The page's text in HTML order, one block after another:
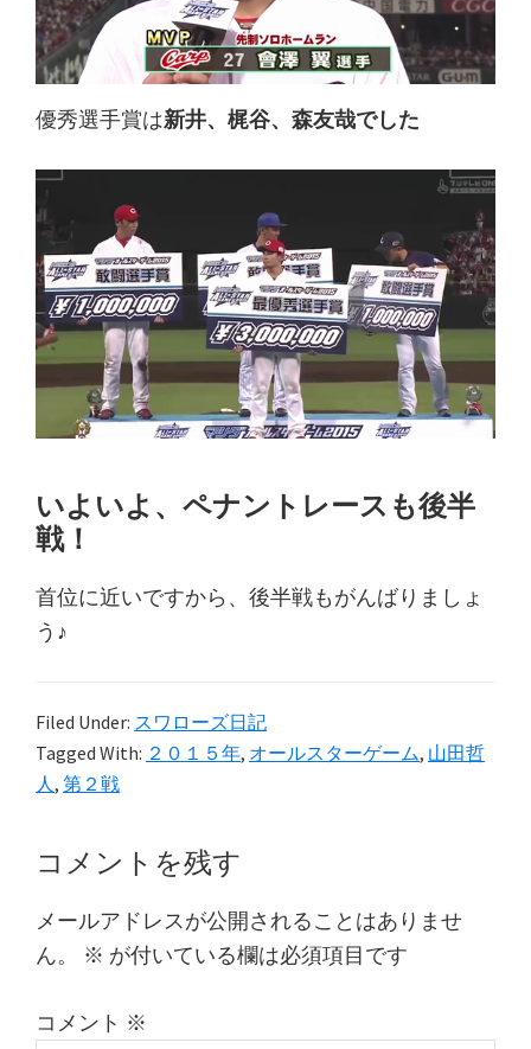
優秀選手賞は新井、梶谷、森友哉でした
いよいよ、ペナントレースも後半
戦！
首位に近いですから、後半戦もがんばりましょ
う♪
Filed Under: スワローズ日記
Tagged With: ２０１５年, オールスターゲーム, 山田哲
人, 第２戦
Reader
Interactions
コメントを残す
メールアドレスが公開されることはありませ
ん。
※ が付いている欄は必須項目です
コメント ※